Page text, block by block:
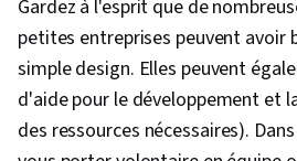
Gardez à l'esprit que de
petites entreprises peuvent avoir
simple design. Elles peuvent
d'aide pour le développement et
des ressources nécessaires).